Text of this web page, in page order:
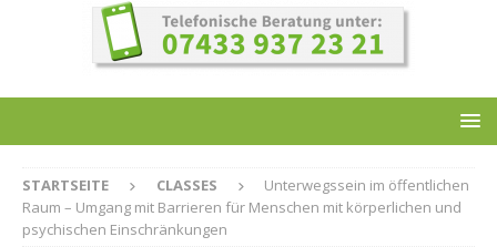
STARTSEITE CLASSES
Unterwegssein im öffentlichen
Raum – Umgang mit Barrieren für Menschen mit körperlichen und
psychischen Einschränkungen